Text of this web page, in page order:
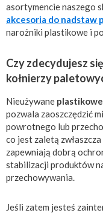
asortymencie naszego
akcesoria do nadstaw
narożniki plastikowe i
Czy zdecydujesz
kołnierzy
Nieużywane
pozwala zaoszczędzić
powrotnego lub
co jest zaletą
zapewniają dobrą
stabilizacji produktów
przechowywania.
Jeśli zatem jesteś